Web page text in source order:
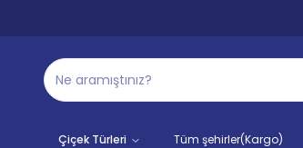
Çiçek Türleri Tüm şehirler(Kargo)